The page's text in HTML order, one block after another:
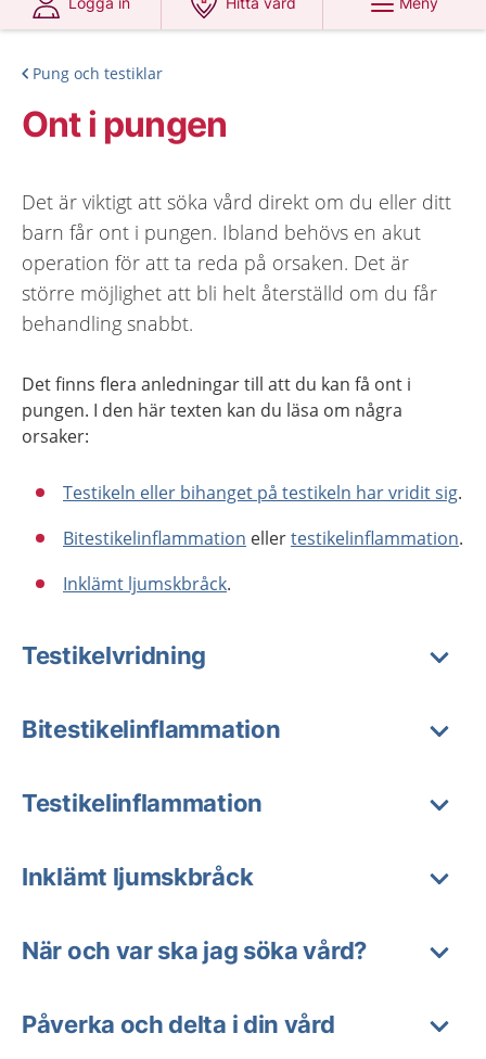
Pung och testiklar
Ont i pungen
Det är viktigt att söka vård direkt om du eller ditt
barn får ont i pungen. Ibland behövs en akut
operation för att ta reda på orsaken. Det är
större möjlighet att bli helt återställd om du får
behandling snabbt.
Det finns flera anledningar till att du kan få ont i
pungen. I den här texten kan du läsa om några
orsaker:
Testikeln eller bihanget på testikeln har vridit sig.
Bitestikelinflammation ellertestikelinflammation.
Inklämt ljumskbråck.
Testikelvridning
Bitestikelinflammation
Testikelinflammation
Inklämt ljumskbråck
När och var ska jag söka vård?
Påverka och delta i din vård